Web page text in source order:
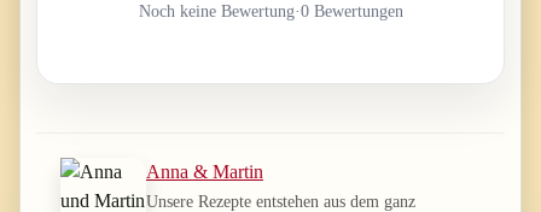
Noch keine Bewertung·0 Bewertungen
Anna & Martin
Unsere Rezepte entstehen aus dem ganz